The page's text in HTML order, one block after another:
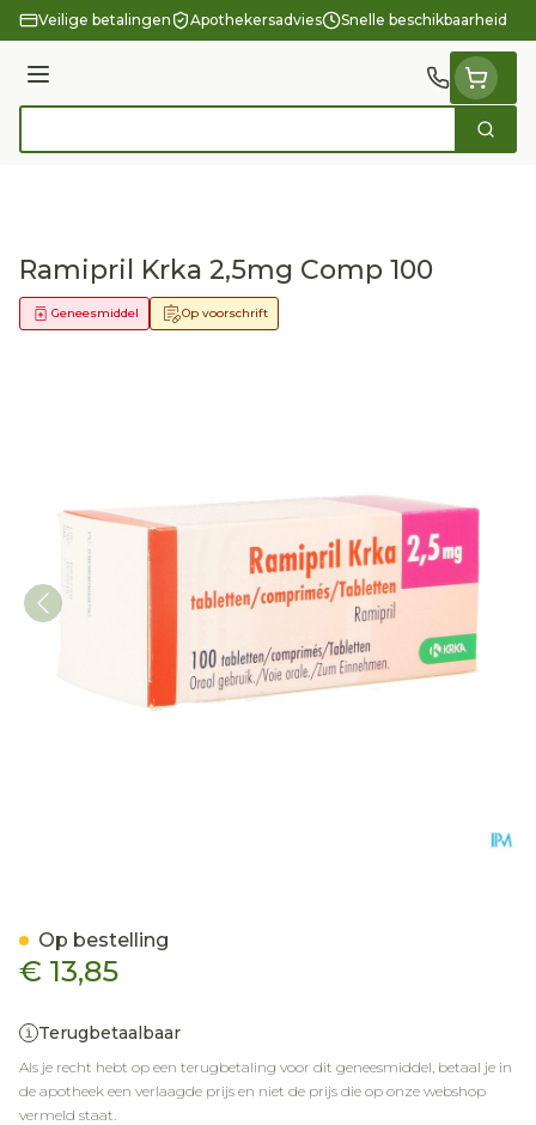
Ga naar de inhoud
Veilige betalingen Apothekersadvies Snelle beschikbaarheid
Menu
Zoek
Ramipril Krka 2,5mg Comp 100
Op voorschrift
Geneesmiddel
€ 13,85
Terugbetaalbaar
Als je recht hebt op een terugbetaling voor dit geneesmiddel, betaal je in
de apotheek een verlaagde prijs en niet de prijs die op onze webshop
vermeld staat.
Op bestelling